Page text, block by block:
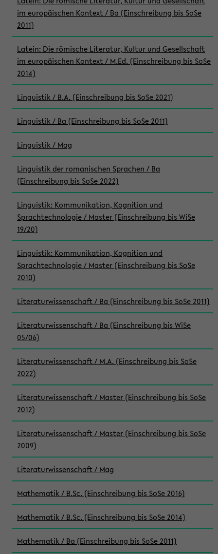
im europäischen Kontext / Ba (Einschreibung bis SoSe
2011)
Latein: Die römische Literatur, Kultur und Gesellschaft
im europäischen Kontext / M.Ed. (Einschreibung bis SoSe
2014)
Linguistik / B.A. (Einschreibung bis SoSe 2021)
Linguistik / Ba (Einschreibung bis SoSe 2011)
Linguistik / Mag
Linguistik der romanischen Sprachen / Ba
(Einschreibung bis SoSe 2022)
Linguistik: Kommunikation, Kognition und
Sprachtechnologie / Master (Einschreibung bis WiSe
19/20)
Linguistik: Kommunikation, Kognition und
Sprachtechnologie / Master (Einschreibung bis SoSe
2010)
Literaturwissenschaft / Ba (Einschreibung bis SoSe 2011)
Literaturwissenschaft / Ba (Einschreibung bis WiSe
05/06)
Literaturwissenschaft / M.A. (Einschreibung bis SoSe
2022)
Literaturwissenschaft / Master (Einschreibung bis SoSe
2012)
Literaturwissenschaft / Master (Einschreibung bis SoSe
2009)
Literaturwissenschaft / Mag
Mathematik / B.Sc. (Einschreibung bis SoSe 2016)
Mathematik / B.Sc. (Einschreibung bis SoSe 2014)
Mathematik / Ba (Einschreibung bis SoSe 2011)